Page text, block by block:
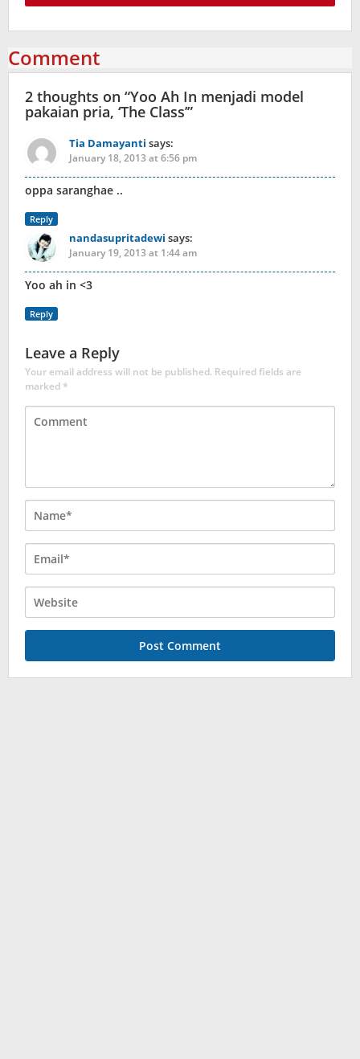
Comment
2 thoughts on “Yoo Ah In menjadi model
pakaian pria, ‘The Class’”
Tia Damayanti says:
January 18, 2013 at 6:56 pm
oppa saranghae ..
Reply
nandasupritadewi says:
January 19, 2013 at 1:44 am
Yoo ah in <3
Reply
Leave a Reply
Your email address will not be published. Required fields are
marked*